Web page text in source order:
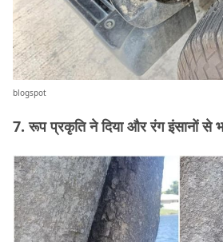
blogspot
7. रूप प्रकृति ने दिया और रंग इंसानों से